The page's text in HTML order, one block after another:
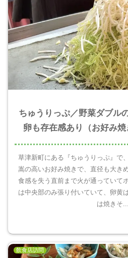
ちゅうりっぷ／野菜ダブル
卵も存在感あり（お好み焼
草津新町にある『ちゅうりっぷ』で
嵩の高いお好み焼きで、直径も大き
食感を失う直前まで火が通っていて
は中央部のみ張り付いていて、卵黄
は焼きそ...
飲食店訪問